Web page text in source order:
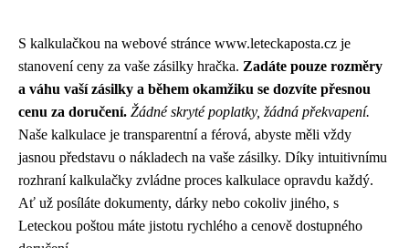
S kalkulačkou na webové stránce www.leteckaposta.cz je
stanovení ceny za vaše zásilky hračka. Zadáte pouze rozměry
a váhu vaší zásilky a během okamžiku se dozvíte přesnou
cenu za doručení. Žádné skryté poplatky, žádná překvapení.
Naše kalkulace je transparentní a férová, abyste měli vždy
jasnou představu o nákladech na vaše zásilky. Díky intuitivnímu
rozhraní kalkulačky zvládne proces kalkulace opravdu každý.
Ať už posíláte dokumenty, dárky nebo cokoliv jiného, s
Leteckou poštou máte jistotu rychlého a cenově dostupného